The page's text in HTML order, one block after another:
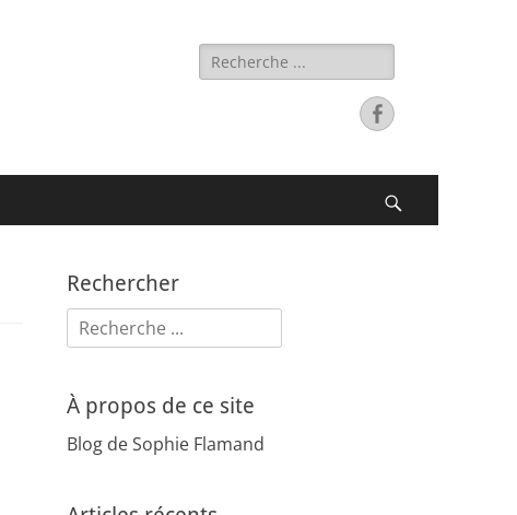
Rechercher :
Facebook
Rechercher
Rechercher :
À propos de ce site
Blog de Sophie Flamand